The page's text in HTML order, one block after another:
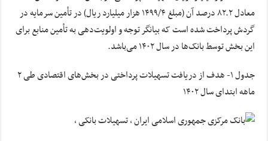
معادل ۸۲.۲ درصد آن (مبلغ ۱۴۹۹/۴ هزار میلیارد ریال) در تأمین سرمایه در
گردش پرداخت شده است که بیانگر توجه و اولویت‌دهی به تأمین منابع برای
این بخش توسط بانک‌ها در سال ۱۴۰۲ می‌‌باشد.
جدول ۱- هدف از دریافت تسهیلات پرداختی در بخش‌های اقتصادی طی ۲
ماهه ابتدای سال ۱۴۰۲